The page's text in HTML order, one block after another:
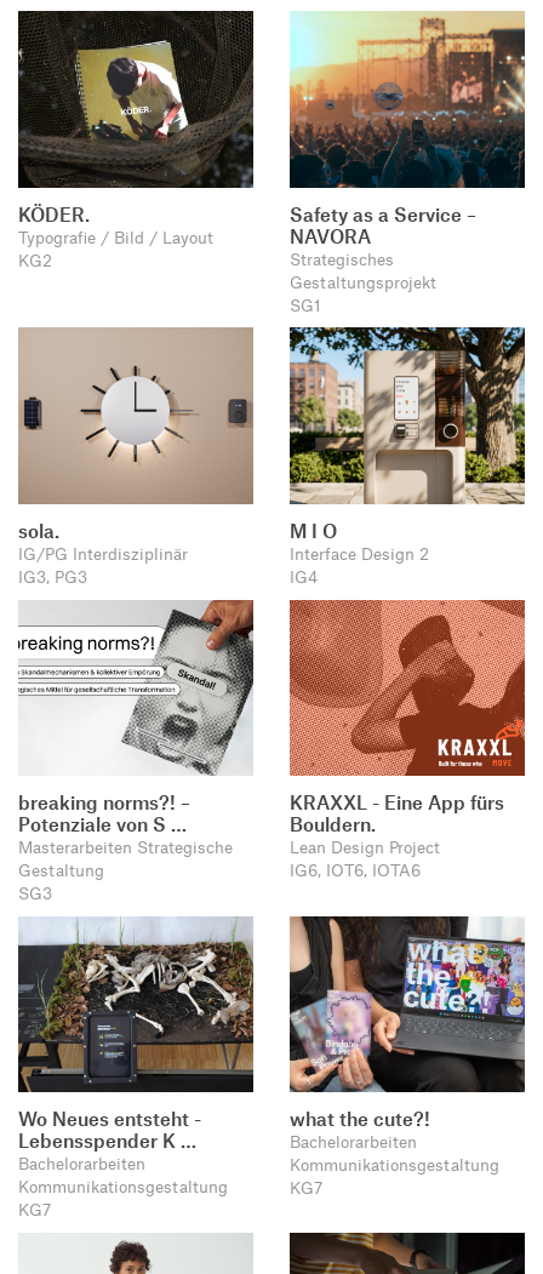
KÖDER.
Typografie / Bild / Layout
KG2
Safety as a Service –
NAVORA
Strategisches
Gestaltungsprojekt
SG1
sola.
IG/PG Interdisziplinär
IG3, PG3
M I O
Interface Design 2
IG4
breaking norms?! –
Potenziale von S …
Masterarbeiten Strategische
Gestaltung
SG3
KRAXXL - Eine App fürs
Bouldern.
Lean Design Project
IG6, IOT6, IOTA6
Wo Neues entsteht -
Lebensspender K …
Bachelorarbeiten
Kommunikationsgestaltung
KG7
what the cute?!
Bachelorarbeiten
Kommunikationsgestaltung
KG7